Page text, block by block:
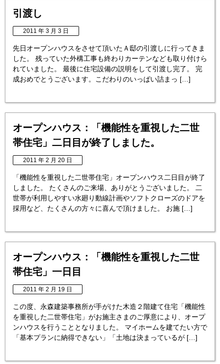
引渡し
2011 年 3 月 3 日
先日オープンハウスをさせて頂いたＡ邸の引渡しに行ってきま
した。 残っていた外構工事も終わりカーテンなども取り付けら
れていました。 最後に住宅設備の説明をして引渡し完了。 完
成おめでとうございます。こだわりのいっぱい詰まっ […]
オープンハウス：「機能性を重視した二世
帯住宅」二日目が終了しました。
2011 年 2 月 20 日
「機能性を重視した二世帯住宅」オープンハウス二日目が終了
しました。 たくさんのご来場、ありがとうございました。 二
世帯が利用しやすい水廻り動線計画やソフトクローズのドアを
採用など、たくさんの方々に喜んで頂けました。 お施 […]
オープンハウス：「機能性を重視した二世
帯住宅」一日目
2011 年 2 月 19 日
この度、永森建築事務所が手がけた木造２階建て住宅「機能性
を重視した二世帯住宅」がお施主さまのご厚意により、オープ
ンハウスを行うこととなりました。 マイホームを建てたい方で
「基本プランに納得できない」「土地は決まっているが […]